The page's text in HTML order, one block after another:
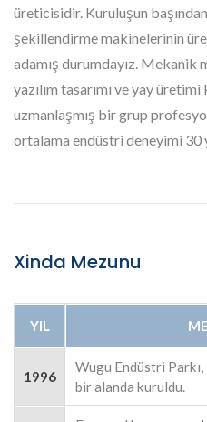
üreticisidir. Kuruluşun
şekillendirme makinelerinin
adamış durumdayız. Mekanik
yazılım tasarımı ve yay üretimi
uzmanlaşmış bir grup
ortalama endüstri deneyimi 30
Xinda Mezunu
YIL
1996
Wugu Endüstri
bir alanda kuruldu.